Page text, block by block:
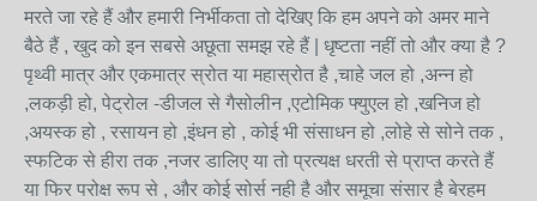
मरते जा रहे हैं और हमारी निर्भीकता तो देखिए कि हम अपने को अमर माने
बैठे हैं , खुद को इन सबसे अछूता समझ रहे हैं | धृष्टता नहीं तो और क्या है ?
पृथ्वी मात्र और एकमात्र स्रोत या महास्रोत है ,चाहे जल हो ,अन्न हो
,लकड़ी हो, पेट्रोल -डीजल से गैसोलीन ,एटोमिक फ्युएल हो ,खनिज हो
,अयस्क हो , रसायन हो ,इंधन हो , कोई भी संसाधन हो ,लोहे से सोने तक ,
स्फटिक से हीरा तक ,नजर डालिए या तो प्रत्यक्ष धरती से प्राप्त करते हैं
या फिर परोक्ष रूप से , और कोई सोर्स नही है और समूचा संसार है बेरहम